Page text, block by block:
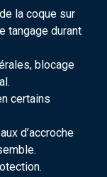
la coque sur
tangage durant
blocage
certains
d’accroche